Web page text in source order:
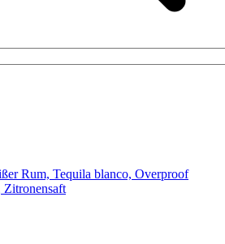
Rum, Tequila blanco, Overproof
Zitronensaft